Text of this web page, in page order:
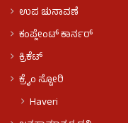
ಉಪ ಚುನಾವಣೆ
ಕಂಪ್ಲೇಂಟ್ ಕಾರ್ನರ್
ಕ್ರಿಕೆಟ್
ಕ್ರೈಂ ಸ್ಟೋರಿ
Haveri